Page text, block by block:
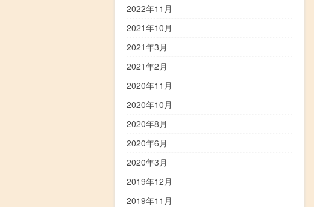
2022年11月
2021年10月
2021年3月
2021年2月
2020年11月
2020年10月
2020年8月
2020年6月
2020年3月
2019年12月
2019年11月